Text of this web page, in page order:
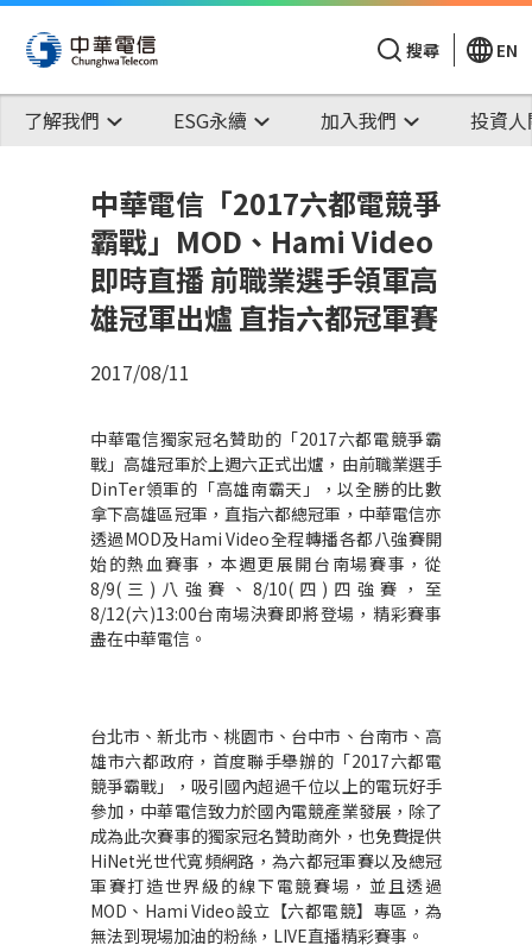
搜尋 EN
了解我們 ESG永續 加入我們 投資
中華電信「2017六都電競爭
霸戰」MOD、Hami Video
即時直播 前職業選手領軍高
雄冠軍出爐 直指六都冠軍賽
2017/08/11
中華電信獨家冠名贊助的「2017六都電競爭霸
戰」高雄冠軍於上週六正式出爐，由前職業選手
DinTer領軍的「高雄南霸天」，以全勝的比數
拿下高雄區冠軍，直指六都總冠軍，中華電信亦
透過MOD及Hami Video全程轉播各都八強賽開
始的熱血賽事，本週更展開台南場賽事，從
8/9(三)八強賽、8/10(四)四強賽，至
8/12(六)13:00台南場決賽即將登場，精彩賽事
盡在中華電信。
台北市、新北市、桃園市、台中市、台南市、高
雄市六都政府，首度聯手舉辦的「2017六都電
競爭霸戰」，吸引國內超過千位以上的電玩好手
參加，中華電信致力於國內電競產業發展，除了
成為此次賽事的獨家冠名贊助商外，也免費提供
HiNet光世代寬頻網路，為六都冠軍賽以及總冠
軍賽打造世界級的線下電競賽場，並且透過
MOD、Hami Video設立【六都電競】專區，為
無法到現場加油的粉絲，LIVE直播精彩賽事。